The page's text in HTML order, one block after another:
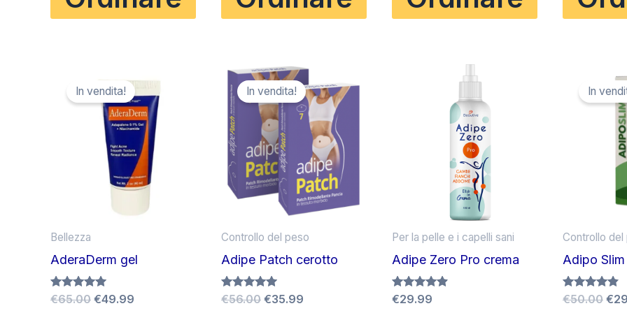
€70.00.€39.00.
€59.00.€29.00.
€50.00.€29.00.
In vendita!
Bellezza
AderaDerm gel
Valutato
€65.00 Il
€49.99
In vendita!
Controllo del peso
Adipe Patch cerotto
Valutato
€56.00 Il
€35.99
Per la pelle e i capelli sani
Adipe Zero Pro crema
Valutato
€29.99
In
Controllo del
Adipo
Valutato
€50.00 Il
€